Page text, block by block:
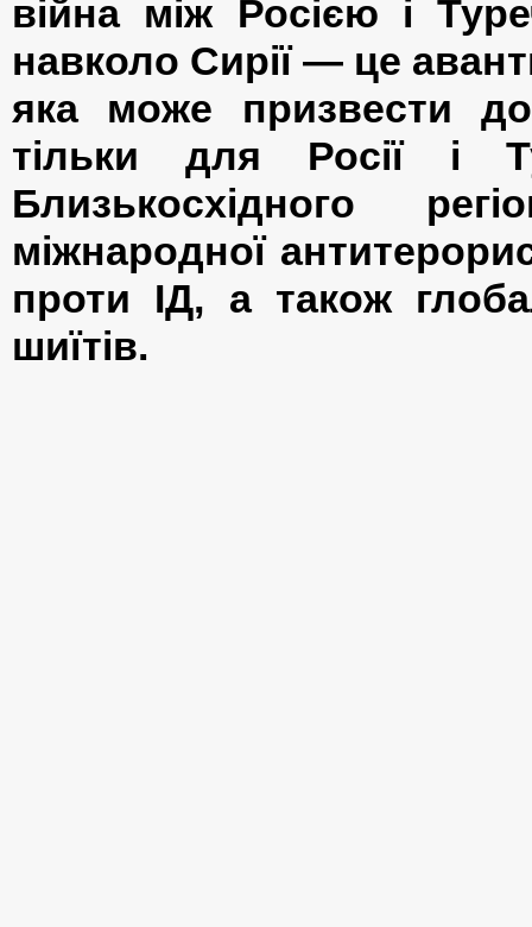
війна між Росією і
навколо Сирії — це
яка може призвести до
тільки для Росії і
Близькосхідного
міжнародної
проти ІД, а також
шиїтів.